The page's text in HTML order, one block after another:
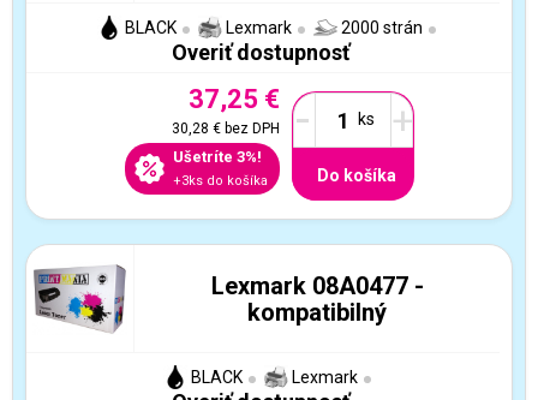
BLACK Lexmark 2000 strán
Overiť dostupnosť
37,25 €
30,28 €bez DPH
Ušetríte 3%!
+3ks do košíka
- +
Do košíka
Lexmark 08A0477 -
kompatibilný
BLACK Lexmark